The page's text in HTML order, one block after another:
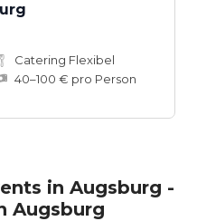
Catering Flexibel
40–100 € pro Person
in Augsburg -
Augsburg